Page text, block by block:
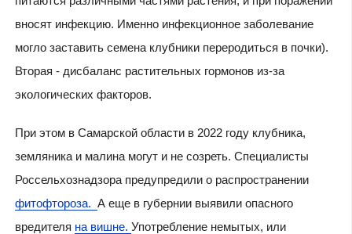
вносят инфекцию. Именно инфекционное заболевание
могло заставить семена клубники переродиться в почки).
Вторая - дисбаланс растительных гормонов из-за
экологических факторов.
При этом в Самарской области в 2022 году клубника,
земляника и малина могут и не созреть. Специалисты
Россельхознадзора предупредили о распространении
фитофтороза. А еще в губернии выявили опасного
вредителя на вишне. Употребление немытых, или